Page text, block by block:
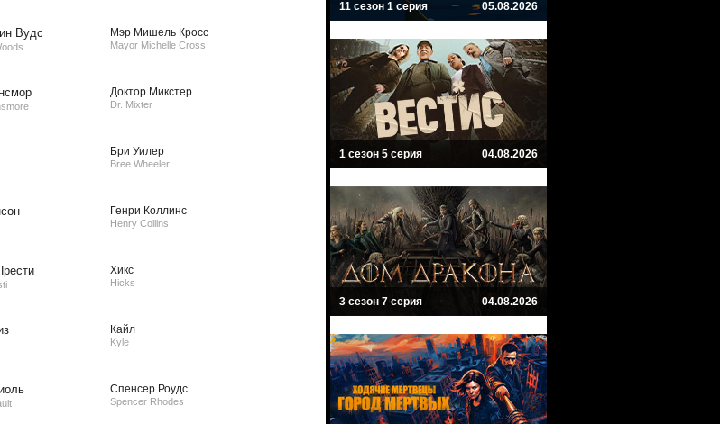
Вудс Мэр Мишель Кросс
Mayor Michelle Cross
Доктор Микстер
Dr. Mixter
Бри Уилер
Bree Wheeler
Генри Коллинс
Henry Collins
Хикс
Hicks
Кайл
Kyle
Спенсер Роудс
Spencer Rhodes
11 сезон 1 серия 05.08.2026
1 сезон 5 серия 04.08.2026
3 сезон 7 серия 04.08.2026